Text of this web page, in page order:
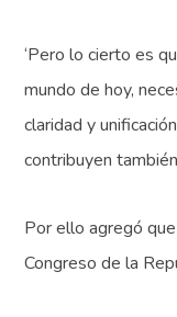
‘Pero lo cierto es
mundo de hoy,
claridad y
contribuyen
Por ello agregó
Congreso de la